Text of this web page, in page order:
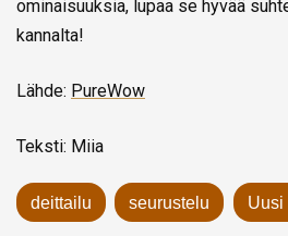
ominaisuuksia, lupaa se hyvää
kannalta!
Lähde: PureWow
Teksti: Miia
deittailu seurustelu Uusi